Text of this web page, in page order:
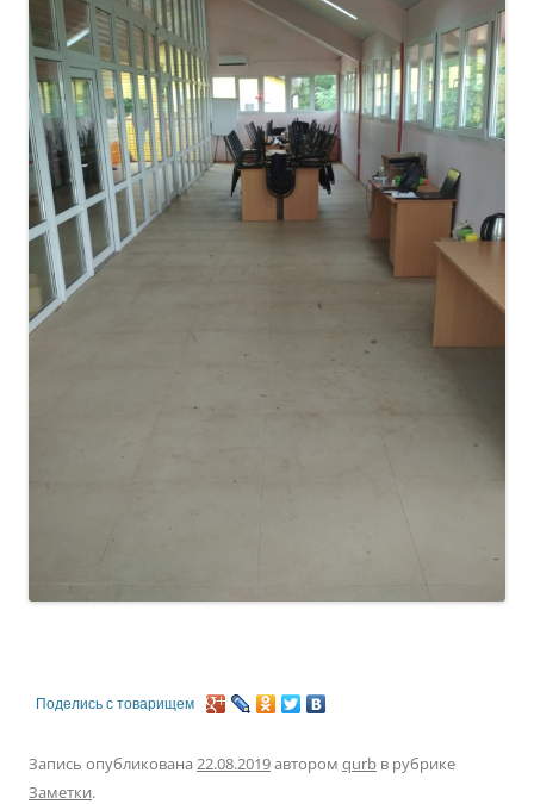
Поделись с товарищем
Запись опубликована 22.08.2019автором qurb в рубрике
Заметки.